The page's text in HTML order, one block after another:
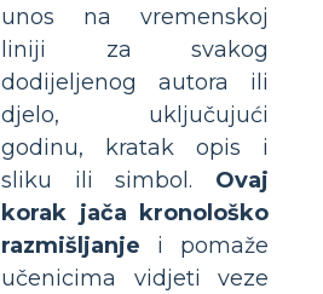
unos na vremenskoj
liniji za svakog
dodijeljenog autora ili
djelo, uključujući
godinu, kratak opis i
sliku ili simbol. Ovaj
korak jača kronološko
razmišljanje i pomaže
učenicima vidjeti veze